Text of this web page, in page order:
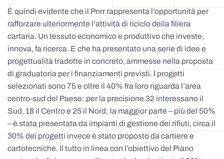
È quindi evidente che il Pnrr rappresenta l’opportunità per
rafforzare ulteriormente l’attività di riciclo della filiera
cartaria. Un tessuto economico e produttivo che investe,
innova, fa ricerca. E che ha presentato una serie di idee e
progettualità tradotte in concreto, ammesse nella proposta
di graduatoria per i finanziamenti previsti. I progetti
selezionati sono 75 e oltre il 40% fra loro riguarda l’area
centro-sud del Paese: per la precisione 32 interessano il
Sud, 18 il Centro e 25 il Nord; la maggior parte – più del 50%
– è stata presentata da impianti di gestione dei rifiuti, circa il
30% dei progetti invece è stato proposto da cartiere e
cartotecniche. Il tutto in linea con l’obiettivo del Piano